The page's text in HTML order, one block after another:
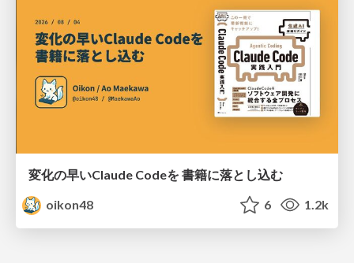
変化の早いClaude Codeを 書籍に落とし込む
oikon48
6 1.2k